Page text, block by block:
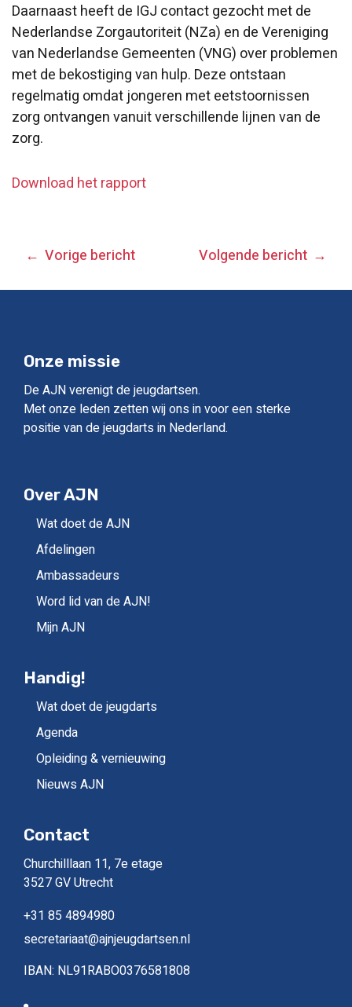
Daarnaast heeft de IGJ contact gezocht met de
Nederlandse Zorgautoriteit (NZa) en de Vereniging
van Nederlandse Gemeenten (VNG) over problemen
met de bekostiging van hulp. Deze ontstaan
regelmatig omdat jongeren met eetstoornissen
zorg ontvangen vanuit verschillende lijnen van de
zorg.
Download het rapport
BERICHT
NAVIGATIE
Vorige bericht Volgende bericht
Onze missie
De AJN verenigt de jeugdartsen.
Met onze leden zetten wij ons in voor een sterke
positie van de jeugdarts in Nederland.
Over AJN
Wat doet de AJN
Afdelingen
Ambassadeurs
Word lid van de AJN!
Mijn AJN
Handig!
Wat doet de jeugdarts
Agenda
Opleiding & vernieuwing
Nieuws AJN
Contact
Churchilllaan 11, 7e etage
3527 GV Utrecht
+31 85 4894980
secretariaat@ajnjeugdartsen.nl
IBAN: NL91RABO0376581808